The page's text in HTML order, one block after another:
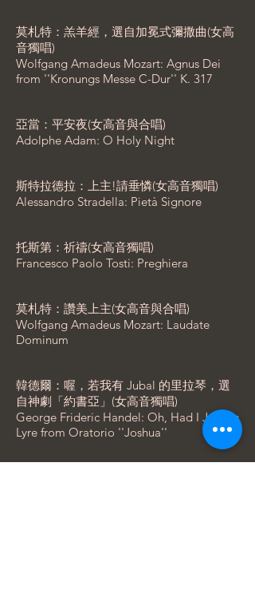
莫札特：羔羊經，選自加冕式彌撒曲(女高
音獨唱)
Wolfgang Amadeus Mozart: Agnus Dei
from ''Kronungs Messe C-Dur'' K. 317
亞當：平安夜(女高音與合唱)
Adolphe Adam: O Holy Night
斯特拉德拉：上主!請垂憐(女高音獨唱)
Alessandro Stradella: Pietà Signore
托斯第：祈禱(女高音獨唱)
Francesco Paolo Tosti: Preghiera
莫札特：讚美上主(女高音與合唱)
Wolfgang Amadeus Mozart: Laudate
Dominum
韓德爾：喔，若我有 Jubal 的里拉琴，選
自神劇「約書亞」(女高音獨唱)
George Frideric Handel: Oh, Had I Jubal's
Lyre from Oratorio ''Joshua''